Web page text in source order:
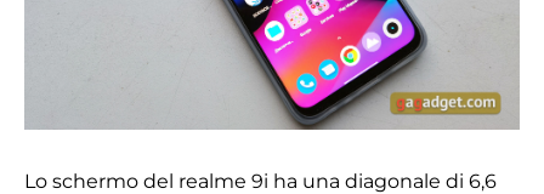
Lo schermo del realme 9i ha una diagonale di 6,6